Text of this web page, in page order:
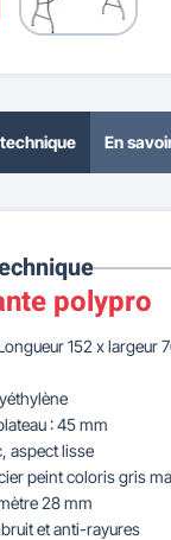
En
polypro
152 x largeur
: 45 mm
aspect lisse
peint coloris gris
28 mm
et anti-rayures